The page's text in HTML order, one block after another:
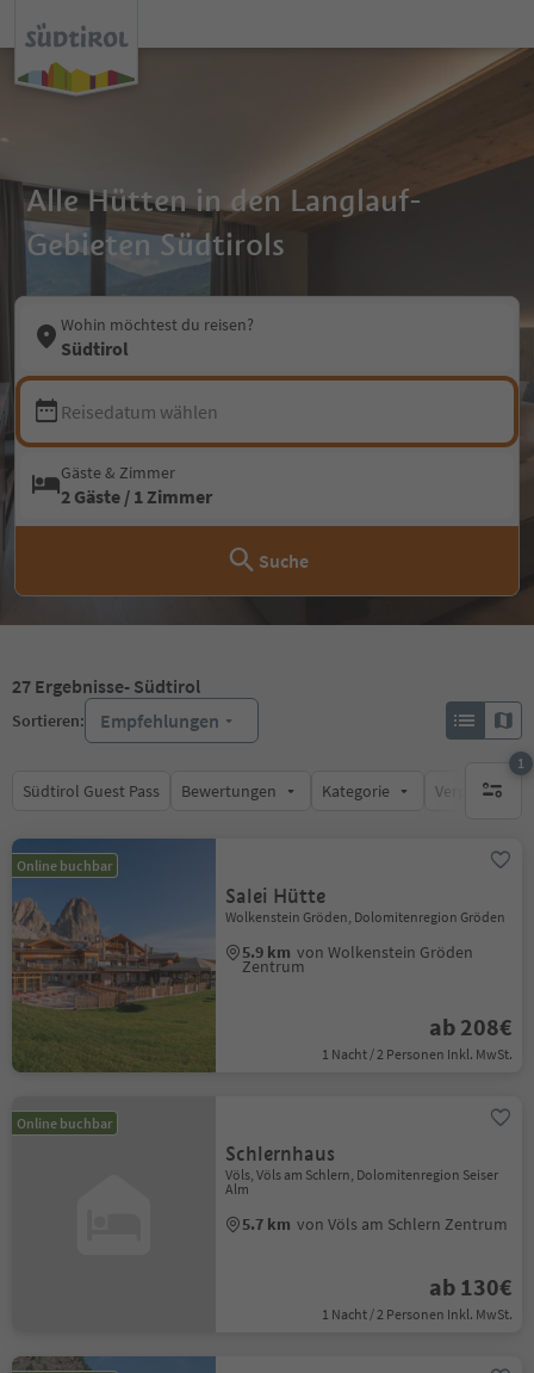
Alle Hütten in den Langlauf-
Gebieten Südtirols
Wohin möchtest du reisen?
Südtirol
Reisedatum wählen
Gäste & Zimmer
2 Gäste / 1 Zimmer
Suche
27 Ergebnisse- Südtirol
Sortieren: Empfehlungen
Südtirol Guest Pass Bewertungen Kategorie
1
1
Online buchbar
Salei Hütte
Wolkenstein Gröden, Dolomitenregion Gröden
5.9 km von Wolkenstein Gröden
Zentrum
ab 208€
1 Nacht / 2 Personen Inkl. MwSt.
Online buchbar
Schlernhaus
Völs, Völs am Schlern, Dolomitenregion Seiser
Alm
5.7 km von Völs am Schlern Zentrum
ab 130€
1 Nacht / 2 Personen Inkl. MwSt.